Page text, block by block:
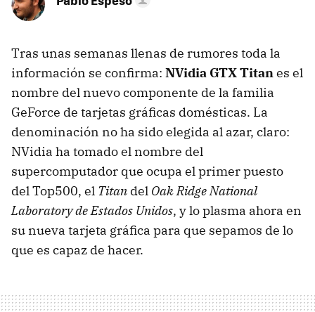
Tras unas semanas llenas de rumores toda la
información se confirma: NVidia GTX Titanes el
nombre del nuevo componente de la familia
GeForce de tarjetas gráficas domésticas. La
denominación no ha sido elegida al azar, claro:
NVidia ha tomado el nombre del
supercomputador que ocupa el primer puesto
del Top500, el Titan del Oak Ridge National
Laboratory de Estados Unidos, y lo plasma ahora en
su nueva tarjeta gráfica para que sepamos de lo
que es capaz de hacer.